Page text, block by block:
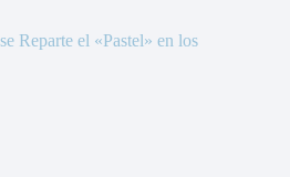
Reparte el «Pastel» en los